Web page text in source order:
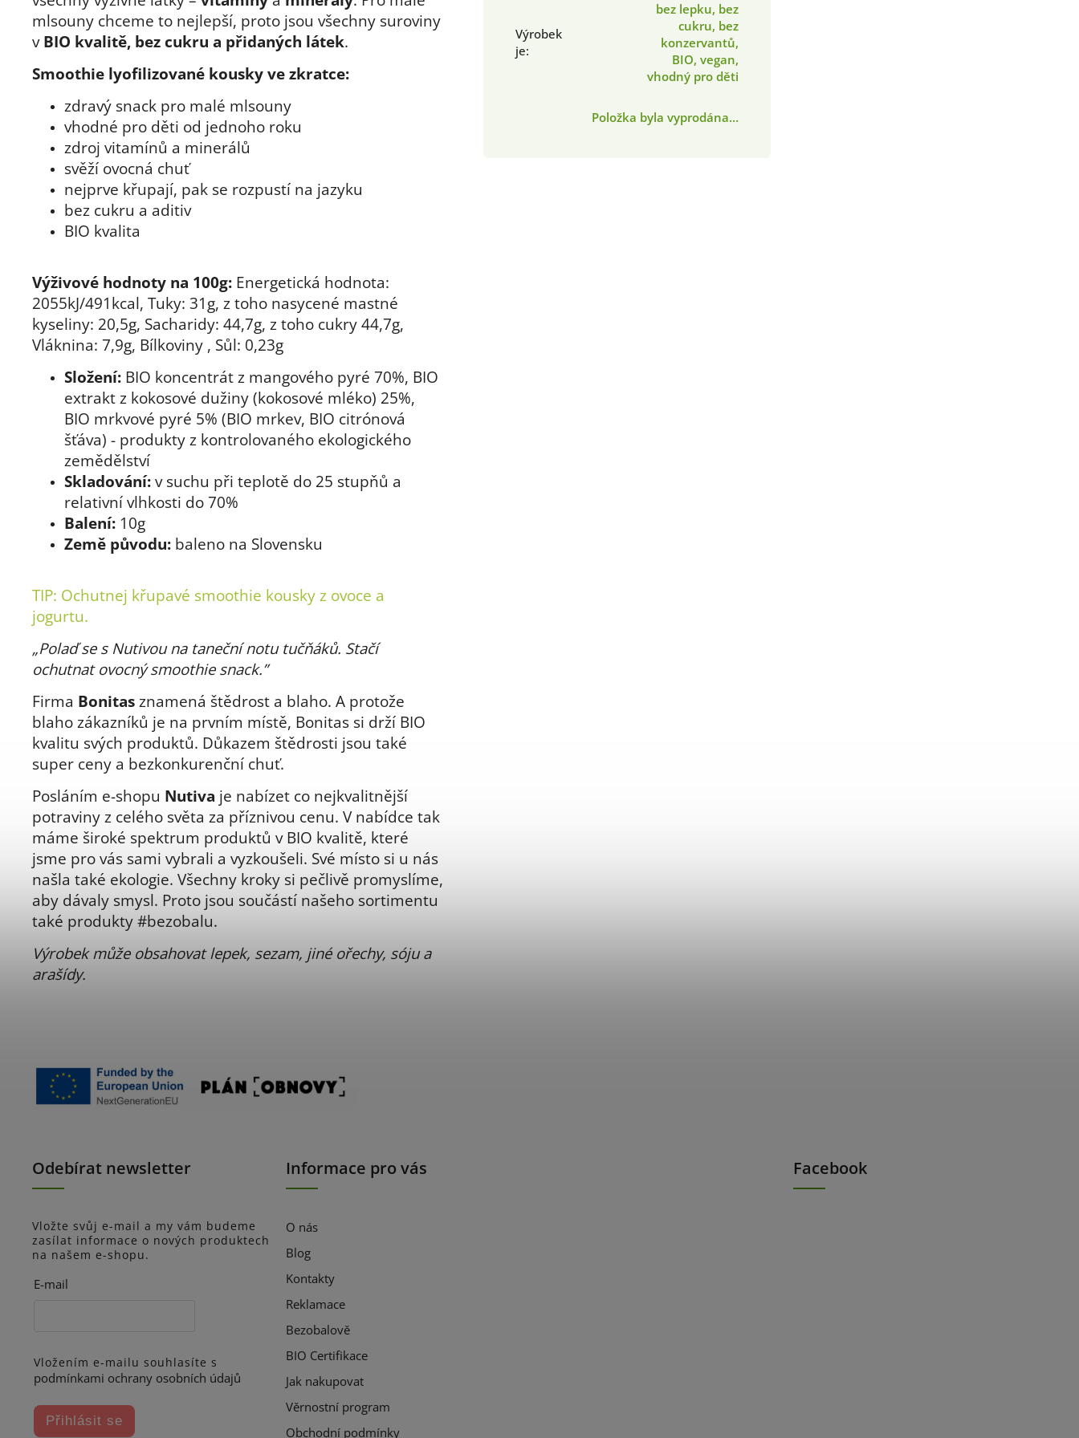
mlsouny chceme to nejlepší, proto jsou všechny suroviny
v BIO kvalitě, bez cukru a přidaných látek.
Smoothie lyofilizované kousky ve zkratce:
zdravý snack pro malé mlsouny
vhodné pro děti od jednoho roku
zdroj vitamínů a minerálů
svěží ovocná chuť
nejprve křupají, pak se rozpustí na jazyku
bez cukru a aditiv
BIO kvalita
Výživové hodnoty na 100g: Energetická hodnota:
2055kJ/491kcal, Tuky: 31g, z toho nasycené mastné
kyseliny: 20,5g, Sacharidy: 44,7g, z toho cukry 44,7g,
Vláknina: 7,9g, Bílkoviny , Sůl: 0,23g
Složení: BIO koncentrát z mangového pyré 70%, BIO
extrakt z kokosové dužiny (kokosové mléko) 25%,
BIO mrkvové pyré 5% (BIO mrkev, BIO citrónová
šťáva) - produkty z kontrolovaného ekologického
zemědělství
Skladování: v suchu při teplotě do 25 stupňů a
relativní vlhkosti do 70%
Balení: 10g
Země původu: baleno na Slovensku
TIP: Ochutnej křupavé smoothie kousky z ovoce a
jogurtu.
„Polaď se s Nutivou na taneční notu tučňáků. Stačí
ochutnat ovocný smoothie snack.”
Firma Bonitas znamená štědrost a blaho. A protože
blaho zákazníků je na prvním místě, Bonitas si drží BIO
kvalitu svých produktů. Důkazem štědrosti jsou také
super ceny a bezkonkurenční chuť.
Posláním e-shopu Nutiva je nabízet co nejkvalitnější
potraviny z celého světa za příznivou cenu. V nabídce tak
máme široké spektrum produktů v BIO kvalitě, které
jsme pro vás sami vybrali a vyzkoušeli. Své místo si u nás
našla také ekologie. Všechny kroky si pečlivě promyslíme,
aby dávaly smysl. Proto jsou součástí našeho sortimentu
také produkty #bezobalu.
Výrobek může obsahovat lepek, sezam, jiné ořechy, sóju a
arašídy.
Výrobek
je:
bez lepku, bez
cukru, bez
konzervantů,
BIO, vegan,
vhodný pro děti
Položka byla vyprodána…
Odebírat newsletter
Vložte svůj e-mail a my vám budeme
zasílat informace o nových produktech
na našem e-shopu.
E-mail
Vložením e-mailu souhlasíte s
podmínkami ochrany osobních údajů
Přihlásit se
Informace pro vás
O nás
Blog
Kontakty
Reklamace
Bezobalově
BIO Certifikace
Jak nakupovat
Věrnostní program
Obchodní podmínky
Facebook